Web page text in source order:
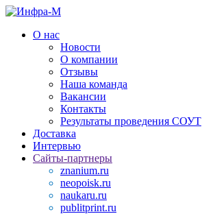
О нас
Новости
О компании
Отзывы
Наша команда
Вакансии
Контакты
Результаты проведения СОУТ
Доставка
Интервью
Сайты-партнеры
znanium.ru
neopoisk.ru
naukaru.ru
publitprint.ru